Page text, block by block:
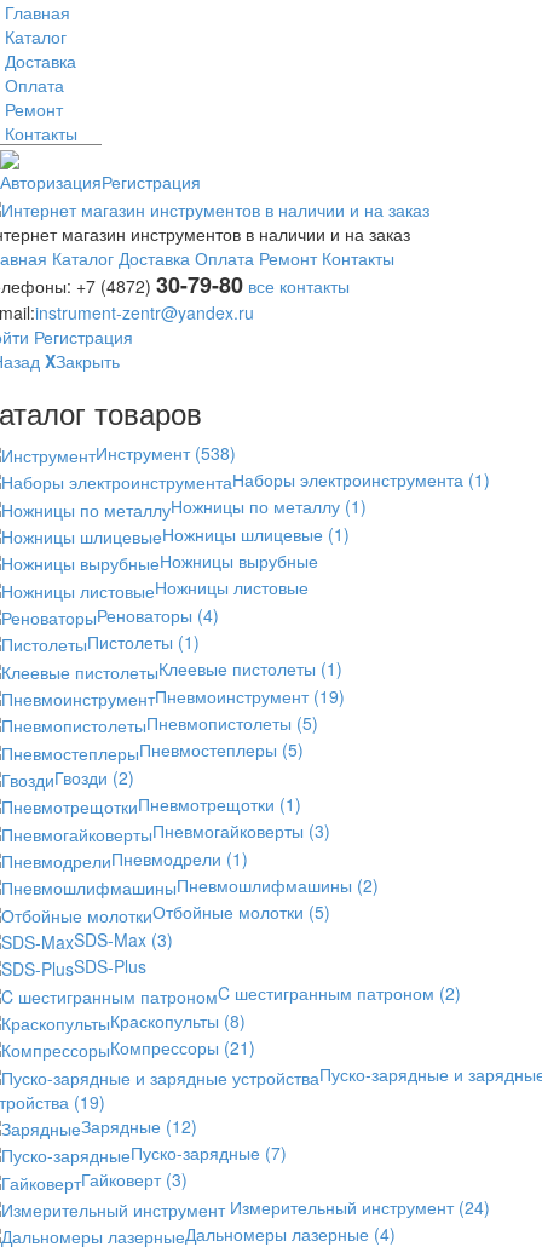
Главная
Каталог
Доставка
Оплата
Ремонт
Контакты
АвторизацияРегистрация
магазин инструментов в наличии и на заказ
Каталог Доставка Оплата Ремонт Контакты
+7 (4872) 30-79-80 все контакты
instrument-zentr@yandex.ru
Регистрация
XЗакрыть
товаров
Инструмент (538)
Наборы электроинструмента (1)
Ножницы по металлу (1)
Ножницы шлицевые (1)
Ножницы вырубные
Ножницы листовые
Реноваторы (4)
Пистолеты (1)
Клеевые пистолеты (1)
Пневмоинструмент (19)
Пневмопистолеты (5)
Пневмостеплеры (5)
Гвозди (2)
Пневмотрещотки (1)
Пневмогайковерты (3)
Пневмодрели (1)
Пневмошлифмашины (2)
Отбойные молотки (5)
SDS-Max (3)
SDS-Plus
C шестигранным патроном (2)
Краскопульты (8)
Компрессоры (21)
Пуско-зарядные и
(19)
Зарядные (12)
Пуско-зарядные (7)
Гайковерт (3)
Измерительный инструмент (24)
Дальномеры лазерные (4)